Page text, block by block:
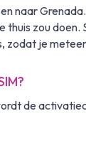
naar
thuis zou
zodat je
de